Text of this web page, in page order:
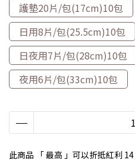
護墊20片/包(17cm)10包
日用8片/包(25.5cm)10包
日夜用7片/包(28cm)10包
夜用6片/包(33cm)10包
此商品 「 最高 」可以折抵紅利 14